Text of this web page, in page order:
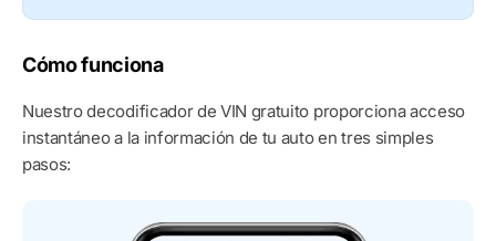
Cómo funciona
Nuestro decodificador de VIN gratuito proporciona acceso
instantáneo a la información de tu auto en tres simples
pasos: